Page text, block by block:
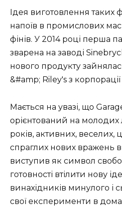
Ідея виготовлення таких
напоїв в промислових
фінів. У 2014 році перша
зварена на заводі
нового продукту
&#amp; Riley's з
Мається на увазі, що
орієнтований на молодих
років, активних, веселих,
спраглих нових вражень
виступив як символ
готовності втілити нову
винахідників минулого і
свої експерименти в